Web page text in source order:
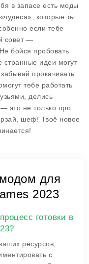
в запасе есть моды
которые ты
если тебе
совет —
бойся пробовать
идеи могут
прокачивать
тебе работать
делись
это не только про
шеф! Твоё новое
для
2023
готовки в
ресурсов,
с